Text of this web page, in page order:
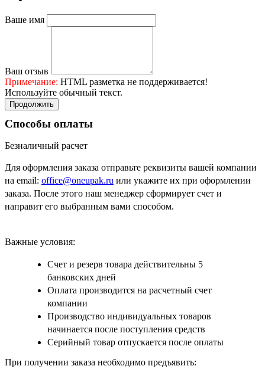
Ваше имя
Ваш отзыв
Примечание: HTML разметка не поддерживается!
Используйте обычный текст.
Продолжить
Способы оплаты
Безналичный расчет
Для оформления заказа отправьте реквизиты вашей компании
на email: office@oneupak.ru или укажите их при оформлении
заказа. После этого наш менеджер сформирует счет и
направит его выбранным вами способом.
Важные условия:
Счет и резерв товара действительны 5
банковских дней
Оплата производится на расчетный счет
компании
Производство индивидуальных товаров
начинается после поступления средств
Серийный товар отпускается после оплаты
При получении заказа необходимо предъявить: